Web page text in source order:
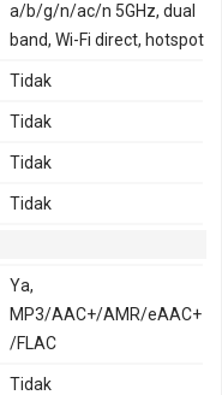
a/b/g/n/ac/n 5GHz, dual
band, Wi-Fi direct, hotspot
Tidak
Tidak
Tidak
Tidak
Ya,
MP3/AAC+/AMR/eAAC+
/FLAC
Tidak